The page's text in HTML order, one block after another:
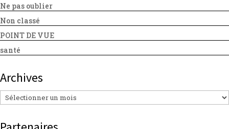
Ne pas oublier
Non classé
POINT DE VUE
santé
Archives
Archives